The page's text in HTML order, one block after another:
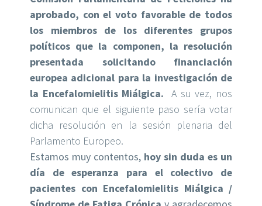
aprobado, con el voto favorable de todos
los miembros de los diferentes grupos
políticos que la componen, la resolución
presentada solicitando financiación
europea adicional para la investigación de
la Encefalomielitis Miálgica.
A su vez, nos
comunican que el siguiente paso sería votar
dicha resolución en la sesión plenaria del
Parlamento Europeo.
Estamos muy contentos, hoy sin duda es un
día de esperanza para el colectivo de
pacientes con Encefalomielitis Miálgica /